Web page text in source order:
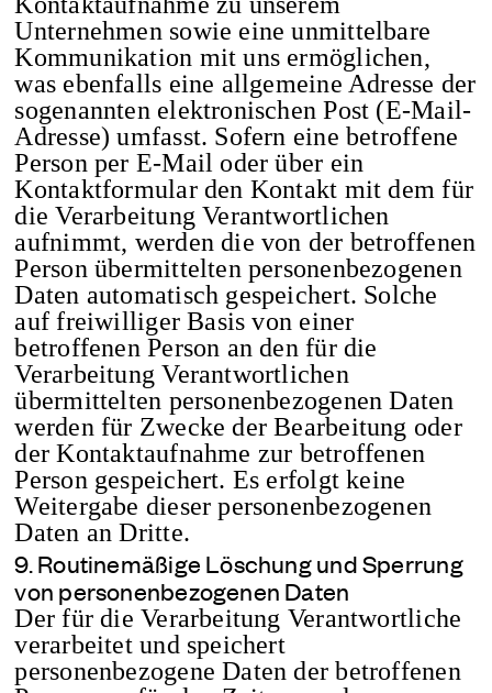
Unternehmen sowie eine unmittelbare
Kommunikation mit uns ermöglichen,
was ebenfalls eine allgemeine Adresse der
sogenannten elektronischen Post (E-Mail-
Adresse) umfasst. Sofern eine betroffene
Person per E-Mail oder über ein
Kontaktformular den Kontakt mit dem für
die Verarbeitung Verantwortlichen
aufnimmt, werden die von der betroffenen
Person übermittelten personenbezogenen
Daten automatisch gespeichert. Solche
auf freiwilliger Basis von einer
betroffenen Person an den für die
Verarbeitung Verantwortlichen
übermittelten personenbezogenen Daten
werden für Zwecke der Bearbeitung oder
der Kontaktaufnahme zur betroffenen
Person gespeichert. Es erfolgt keine
Weitergabe dieser personenbezogenen
Daten an Dritte.
9. Routinemäßige Löschung und Sperrung
von personenbezogenen Daten
Der für die Verarbeitung Verantwortliche
verarbeitet und speichert
personenbezogene Daten der betroffenen